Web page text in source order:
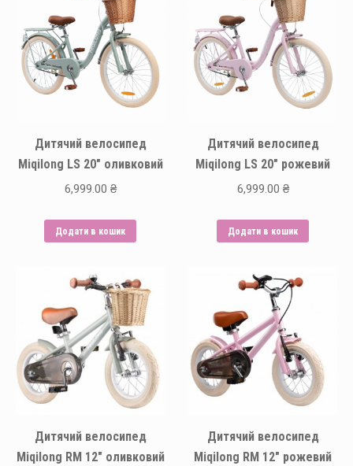
Дитячий велосипед
Miqilong LS 20″ оливковий
6,999.00 ₴
Додати в кошик
Дитячий велосипед
Miqilong LS 20″ рожевий
6,999.00 ₴
Додати в кошик
Дитячий велосипед
Miqilong RM 12″ оливковий
Дитячий велосипед
Miqilong RM 12″ рожевий